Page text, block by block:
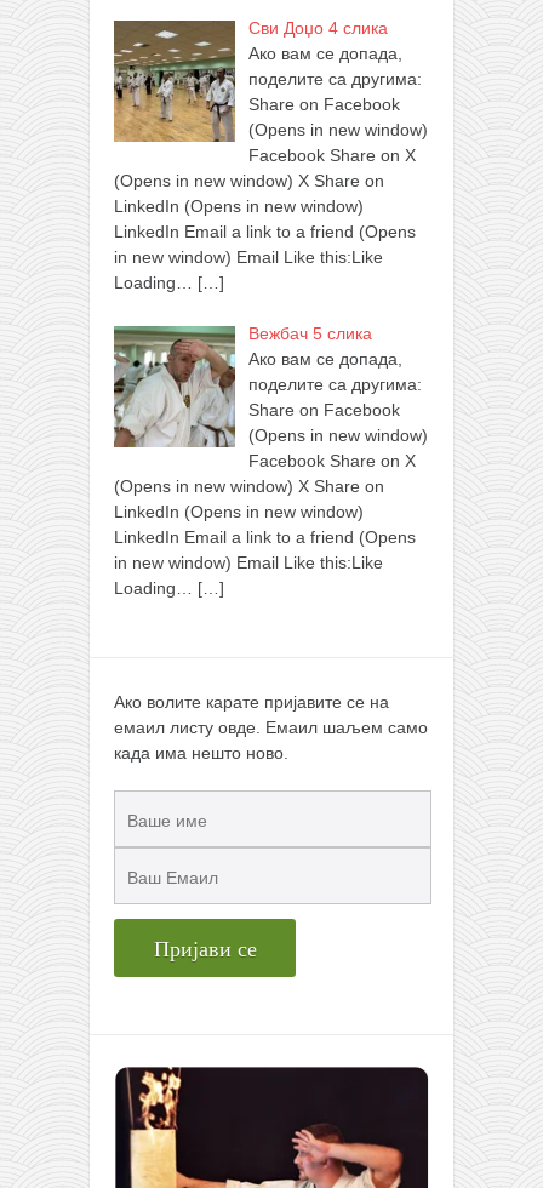
Сви Доџо 4 слика
Ако вам се допада,
поделите са другима:
Share on Facebook
(Opens in new window)
Facebook Share on X
(Opens in new window) X Share on
LinkedIn (Opens in new window)
LinkedIn Email a link to a friend (Opens
in new window) Email Like this:Like
Loading…
[…]
Вежбач 5 слика
Ако вам се допада,
поделите са другима:
Share on Facebook
(Opens in new window)
Facebook Share on X
(Opens in new window) X Share on
LinkedIn (Opens in new window)
LinkedIn Email a link to a friend (Opens
in new window) Email Like this:Like
Loading…
[…]
Ако волите карате пријавите се на
емаил листу овде. Емаил шаљем само
када има нешто ново.